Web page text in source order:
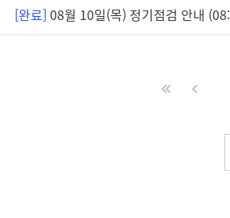
[완료] 08월 10일(목) 정기점검 안내